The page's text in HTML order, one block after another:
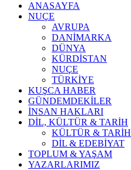
ANASAYFA
NUÇE
AVRUPA
DANİMARKA
DÜNYA
KÜRDİSTAN
NUÇE
TÜRKİYE
KUŞCA HABER
GÜNDEMDEKİLER
İNSAN HAKLARI
DİL, KÜLTÜR & TARİH
KÜLTÜR & TARİH
DİL & EDEBİYAT
TOPLUM & YAŞAM
YAZARLARIMIZ